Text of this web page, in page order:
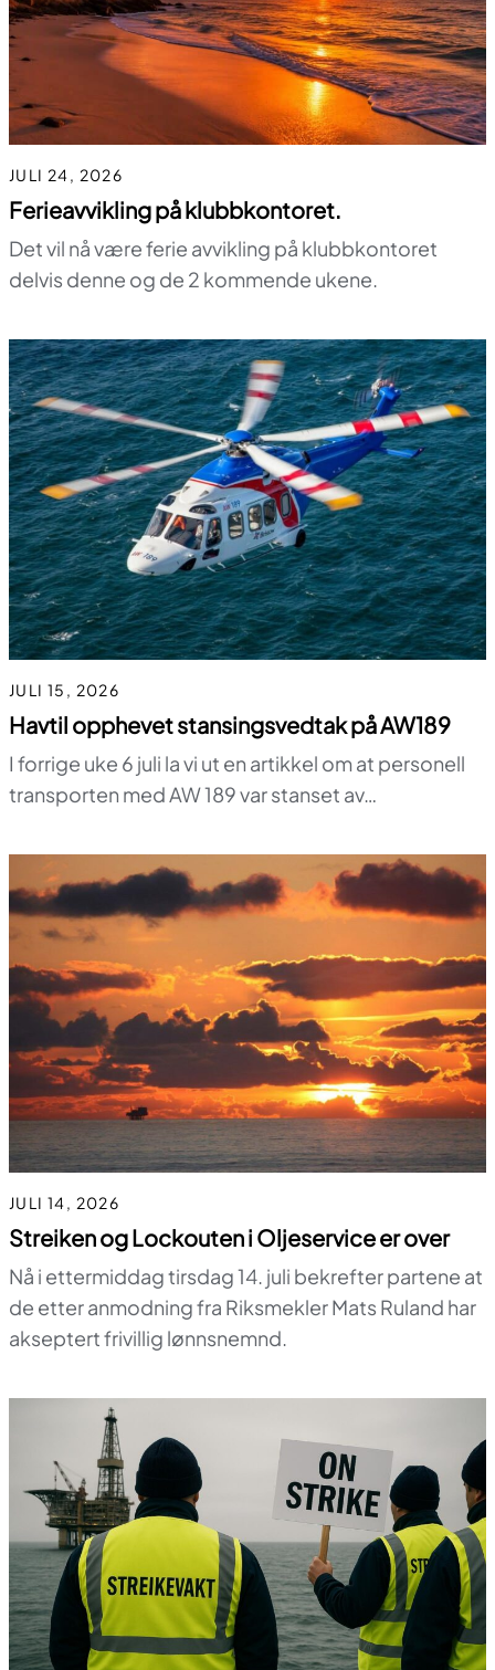
JULI 24, 2026
Ferieavvikling på klubbkontoret.
Det vil nå være ferie avvikling på klubbkontoret
delvis denne og de 2 kommende ukene.
JULI 15, 2026
Havtil opphevet stansingsvedtak på AW189
I forrige uke 6 juli la vi ut en artikkel om at personell
transporten med AW 189 var stanset av…
JULI 14, 2026
Streiken og Lockouten i Oljeservice er over
Nå i ettermiddag tirsdag 14. juli bekrefter partene at
de etter anmodning fra Riksmekler Mats Ruland har
akseptert frivillig lønnsnemnd.